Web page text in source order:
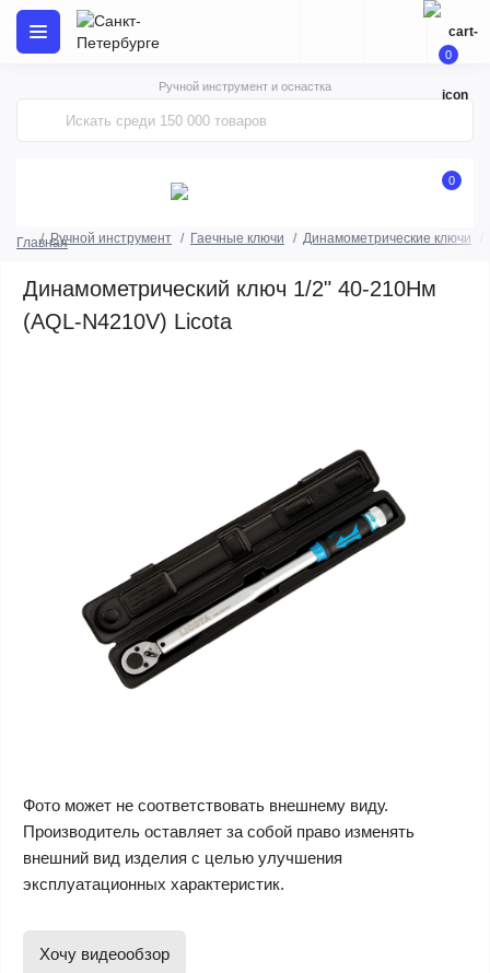
Ручной инструмент и оснастка
0
0
ГлавнаяРучной инструмент Гаечные ключи Динамометрические ключи
Динамометрический ключ 1/2" 40-210Нм
(AQL-N4210V) Licota
Фото может не соответствовать внешнему виду.
Производитель оставляет за собой право изменять
внешний вид изделия с целью улучшения
эксплуатационных характеристик.
Хочу видеообзор